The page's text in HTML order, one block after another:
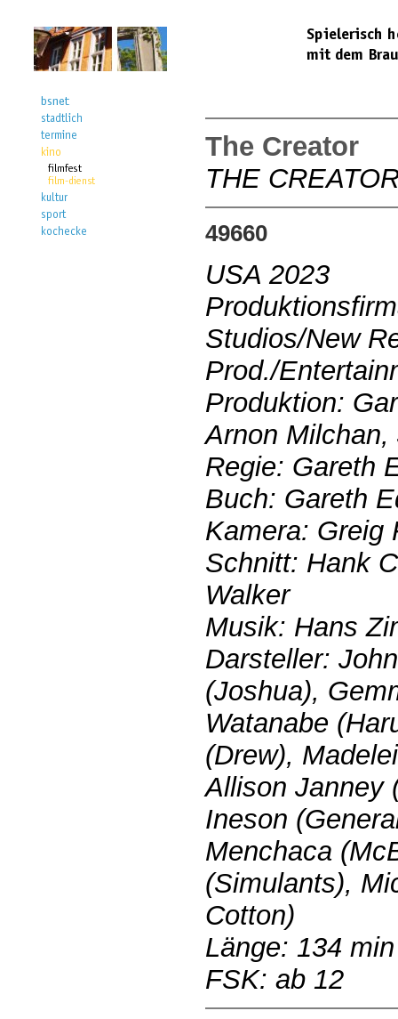
The Creator
THE
49660
USA 2023
Studios/New
Prod./
Produktion:
Arnon
Regie: Gareth
Buch: Gareth
Kamera: Greig
Schnitt: Hank
Walker
Musik: Hans
Darsteller:
(Joshua),
Watanabe
(Drew),
Allison Janney
Ineson
Menchaca
(Simulants),
Cotton)
Länge: 134 min
FSK: ab 12